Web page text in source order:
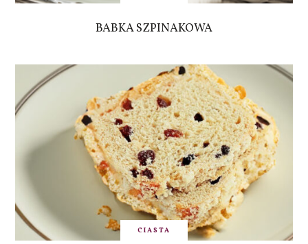
BABKA SZPINAKOWA
CIASTA